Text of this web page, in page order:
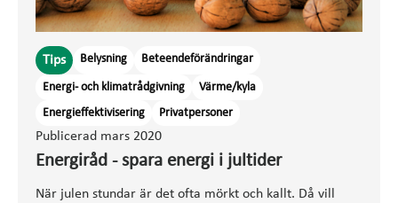
Publicerad mars 2020
Energiråd - spara energi i jultider
När julen stundar är det ofta mörkt och kallt. Då vill
Tips Belysning Beteendeförändringar
Energi- och klimatrådgivning
Värme/kyla
Energieffektivisering
Privatpersoner